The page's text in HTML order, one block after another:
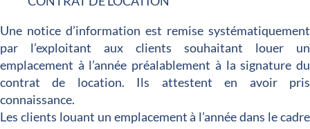
Une notice d’information est remise systématiquement
par l’exploitant aux clients souhaitant louer un
emplacement à l’année préalablement à la signature du
contrat de location. Ils attestent en avoir pris
connaissance.
Les clients louant un emplacement à l’année dans le cadre